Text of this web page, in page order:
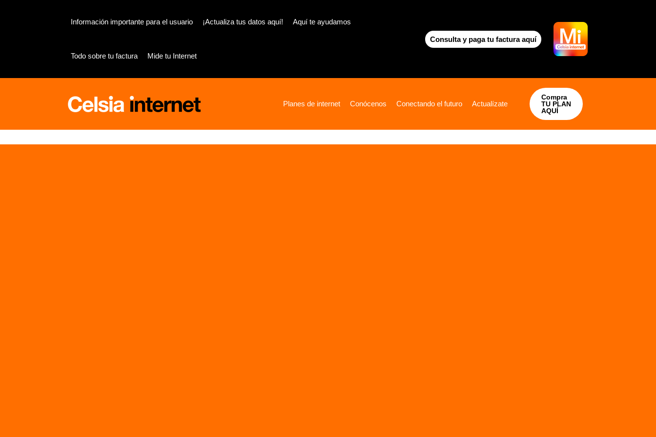
Información importante para el usuario ¡Actualiza tus datos aquí! Aquí te ayudamos
Todo sobre tu factura Mide tu Internet
Consulta y paga tu factura aquí
Planes de internet Conócenos Conectando el futuro Actualízate
Compra
TU PLAN
AQUÍ